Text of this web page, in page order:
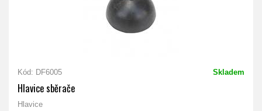
Kód: DF6005 Skladem
Hlavice sběrače
Hlavice